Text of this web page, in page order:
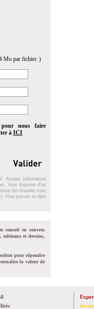
Mo par fichier. )
nous faire
à ICI
Aucune information
Vous disposez d'un
des données vous
Vous pouvez en faire
conseil en oeuvres
tableaux et dessins,
pour répondre
la valeur de